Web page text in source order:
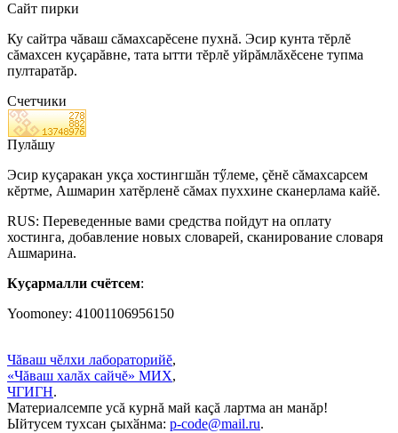
Сайт пирки
Ку сайтра чăваш сăмахсарĕсене пухнă. Эсир кунта тĕрлĕ
сăмахсен куçарăвне, тата ытти тĕрлĕ уйрăмлăхĕсене тупма
пултаратăр.
Счетчики
Пулăшу
Эсир куçаракан укçа хостингшăн тӳлеме, çĕнĕ сăмахсарсем
кĕртме, Ашмарин хатĕрленĕ сăмах пуххине сканерлама кайĕ.
RUS: Переведенные вами средства пойдут на оплату
хостинга, добавление новых словарей, сканирование словаря
Ашмарина.
Куçармалли счётсем:
Yoomoney: 41001106956150
Чăваш чĕлхи лабораторийĕ,
«Чăваш халăх сайчĕ» МИХ,
ЧГИГН.
Материалсемпе усă курнă май каçă лартма ан манăр!
Ыйтусем тухсан ҫыхӑнма: p-code@mail.ru.